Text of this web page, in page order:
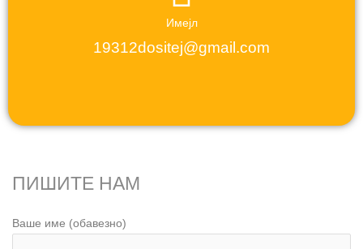
Имејл
19312dositej@gmail.com
ПИШИТЕ НАМ
Ваше име (обавезно)